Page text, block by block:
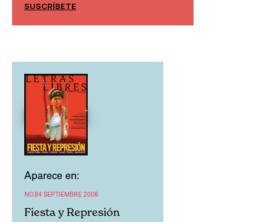
SUSCRÍBETE
Aparece en:
NO.84 SEPTIEMBRE 2008
Fiesta y Represión